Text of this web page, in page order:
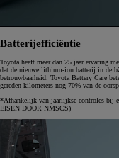
Batterijefficiëntie
Toyota heeft meer dan 25 jaar ervaring
dat de nieuwe lithium-ion batterij in de
betrouwbaarheid. Toyota Battery Care
gereden kilometers nog 70% van de
*Afhankelijk van jaarlijkse controles bij
EISEN DOOR NMSCS)